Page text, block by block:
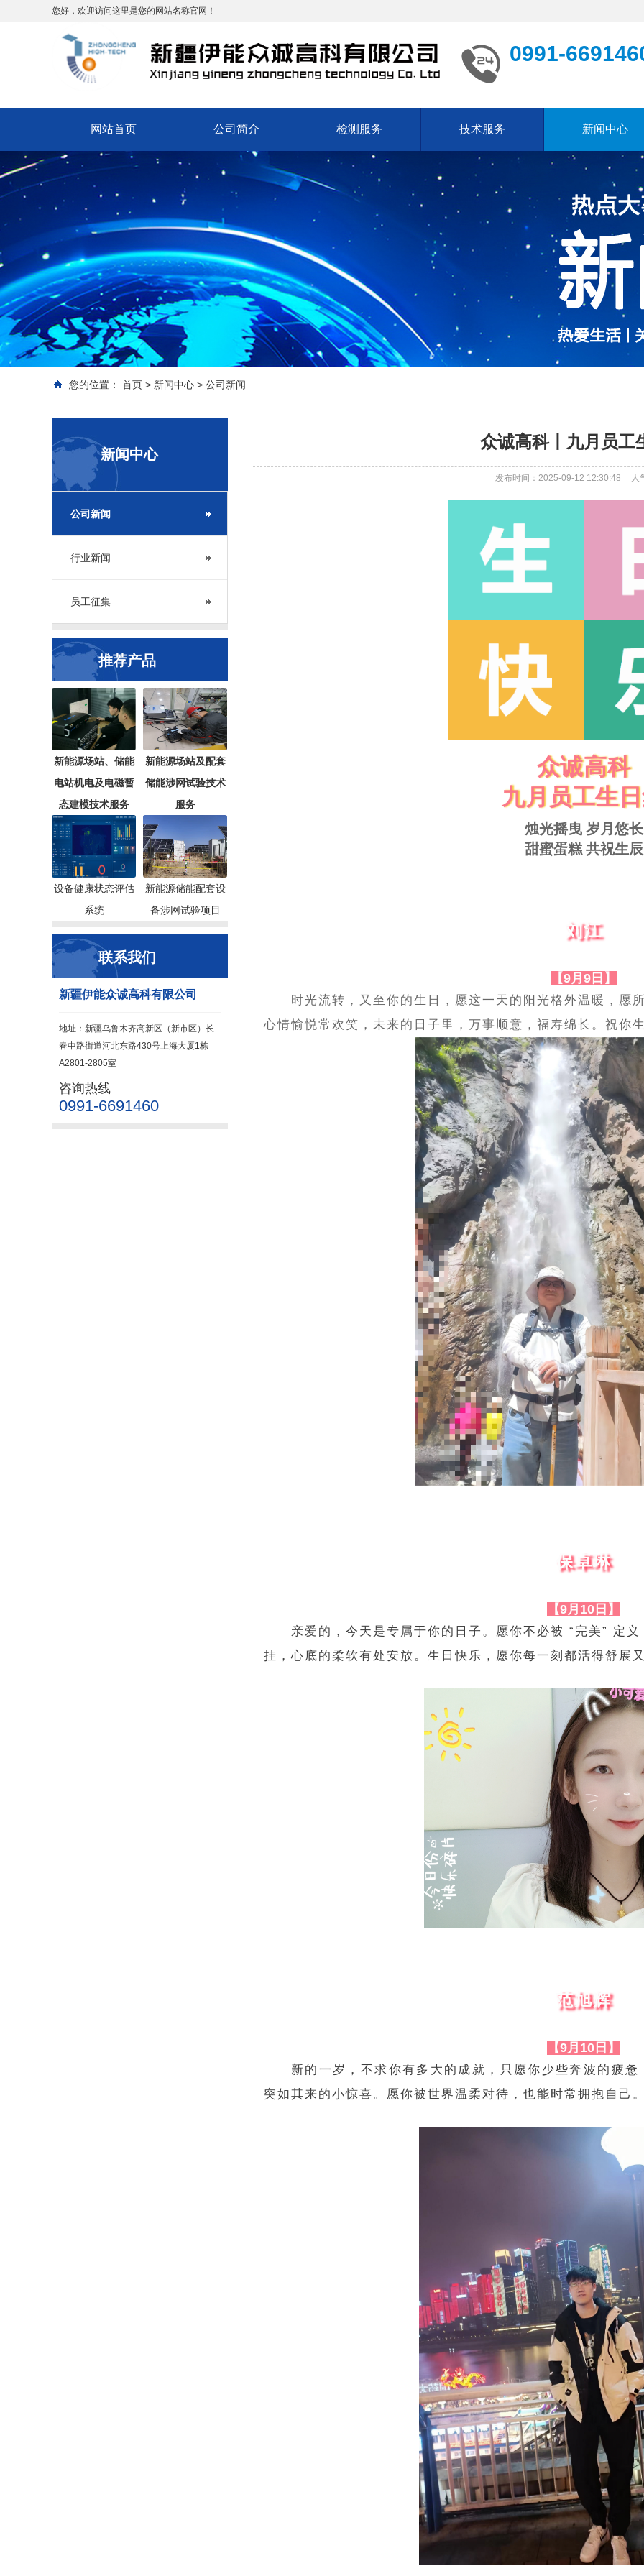
您好，欢迎访问这里是您的网站名称官网！
0991-
网站首页 公司简介 检测服务 技术服务 新闻中心
您的位置： 首页 > 新闻中心 > 公司新闻
新闻中心
公司新闻
行业新闻
员工征集
推荐产品
新能源场站、储能
电站机电及电磁暂
态建模技术服务
新能源场站及配套
储能涉网试验技术
服务
设备健康状态评估
系统
新能源储能配套设
备涉网试验项目
联系我们
新疆伊能众诚高科有限公司
地址：新疆乌鲁木齐高新区（新市区）长
春中路街道河北东路430号上海大厦1栋
A2801-2805室
咨询热线
0991-6691460
众诚高科丨九月员工
发布时间：2025-09-12 12:30:48 人
众诚高科
九月员工生
烛光摇曳 岁月悠长
甜蜜蛋糕 共祝生辰
刘江
【9月9日】
时光流转，又至你的生日，愿这一天的阳光格外温暖，愿
心情愉悦常欢笑，未来的日子里，万事顺意，福寿绵长。祝你
保卓琳
【9月10日】
亲爱的，今天是专属于你的日子。愿你不必被 “完美” 定
挂，心底的柔软有处安放。生日快乐，愿你每一刻都活得舒展
范旭辉
【9月10日】
新的一岁，不求你有多大的成就，只愿你少些奔波的疲
突如其来的小惊喜。愿你被世界温柔对待，也能时常拥抱自己